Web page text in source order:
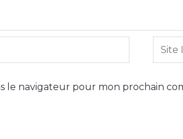
Site
le navigateur pour mon prochain